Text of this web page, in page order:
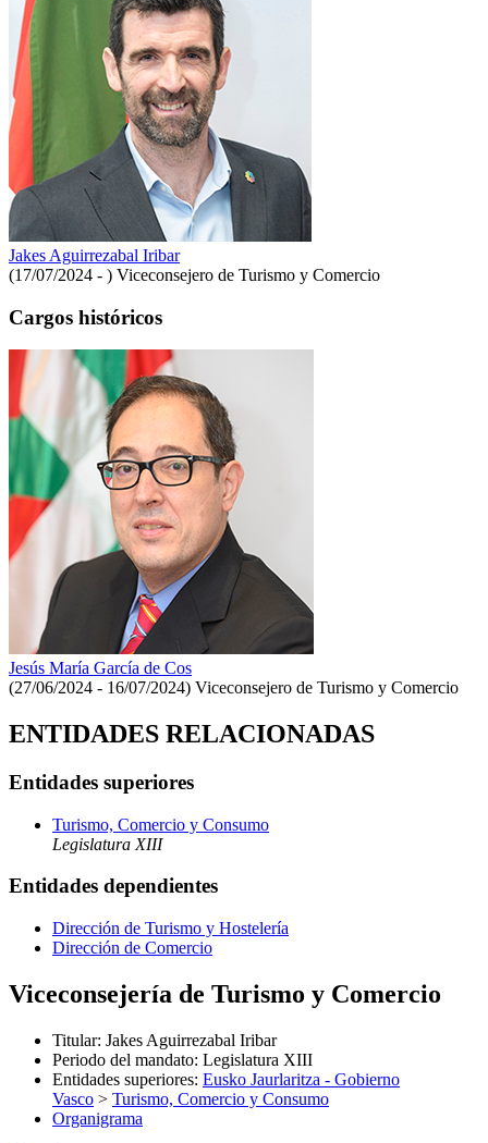
Jakes Aguirrezabal Iribar
(17/07/2024 - ) Viceconsejero de Turismo y Comercio
Cargos históricos
Jesús María García de Cos
(27/06/2024 - 16/07/2024) Viceconsejero de Turismo y Comercio
ENTIDADES RELACIONADAS
Entidades superiores
Turismo, Comercio y Consumo
Legislatura XIII
Entidades dependientes
Dirección de Turismo y Hostelería
Dirección de Comercio
Viceconsejería de Turismo y Comercio
Titular: Jakes Aguirrezabal Iribar
Periodo del mandato: Legislatura XIII
Entidades superiores: Eusko Jaurlaritza - Gobierno
Vasco > Turismo, Comercio y Consumo
Organigrama